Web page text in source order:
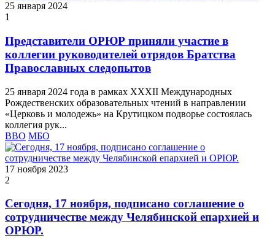
25 января 2024
1
Представители ОРЮР приняли участие в
коллегии руководителей отрядов Братства
Православных следопытов
25 января 2024 года в рамках XXXII Международных
Рождественских образовательных чтений в направлении
«Церковь и молодежь» на Крутицком подворье состоялась
коллегия рук...
ВВО МБО
17 ноября 2023
2
Сегодня, 17 ноября, подписано соглашение о
сотрудничестве между Челябинской епархией и
ОРЮР.